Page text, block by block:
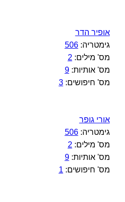
אופיר הדר
גימטריה:506
מס' מילים: 2
מס' אותיות:9
מס' חיפושים:3
אורי גופר
גימטריה:506
מס' מילים: 2
מס' אותיות:9
מס' חיפושים: 1